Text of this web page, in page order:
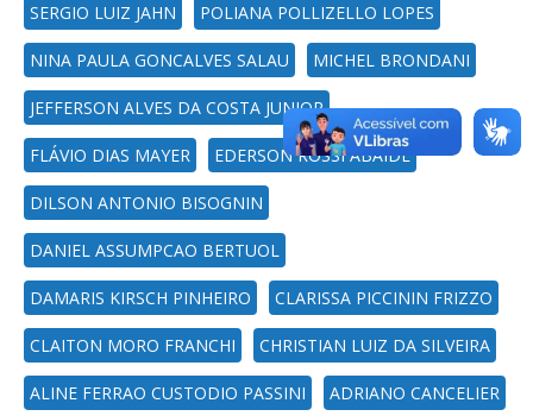
SERGIO LUIZ JAHN POLIANA POLLIZELLO LOPES
NINA PAULA GONCALVES SALAU MICHEL BRONDANI
JEFFERSON ALVES DA COSTA JUNIOR
FLÁVIO DIAS MAYER EDERSON ROSSI ABAIDE
DILSON ANTONIO BISOGNIN
DANIEL ASSUMPCAO BERTUOL
DAMARIS KIRSCH PINHEIRO CLARISSA PICCININ FRIZZO
CLAITON MORO FRANCHI CHRISTIAN LUIZ DA SILVEIRA
ALINE FERRAO CUSTODIO PASSINI ADRIANO CANCELIER